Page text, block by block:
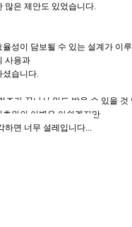
많은 제안도 있었습니다
성이 담보될 수 있는 설계가 이
사용과
셨습니다
조가 끝나서 인도 받을 수 있을 것
와의 이별은 아쉽겠지만
면 너무 설레입니다...